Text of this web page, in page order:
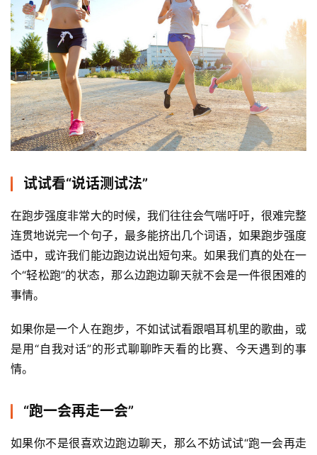
试试看“说话测试法”
在跑步强度非常大的时候，我们往往会气喘吁吁，很难完整
连贯地说完一个句子，最多能挤出几个词语，如果跑步强度
适中，或许我们能边跑边说出短句来。如果我们真的处在一
个“轻松跑”的状态，那么边跑边聊天就不会是一件很困难的
事情。
如果你是一个人在跑步，不如试试看跟唱耳机里的歌曲，或
是用“自我对话”的形式聊聊昨天看的比赛、今天遇到的事
情。
“跑一会再走一会”
如果你不是很喜欢边跑边聊天，那么不妨试试“跑一会再走